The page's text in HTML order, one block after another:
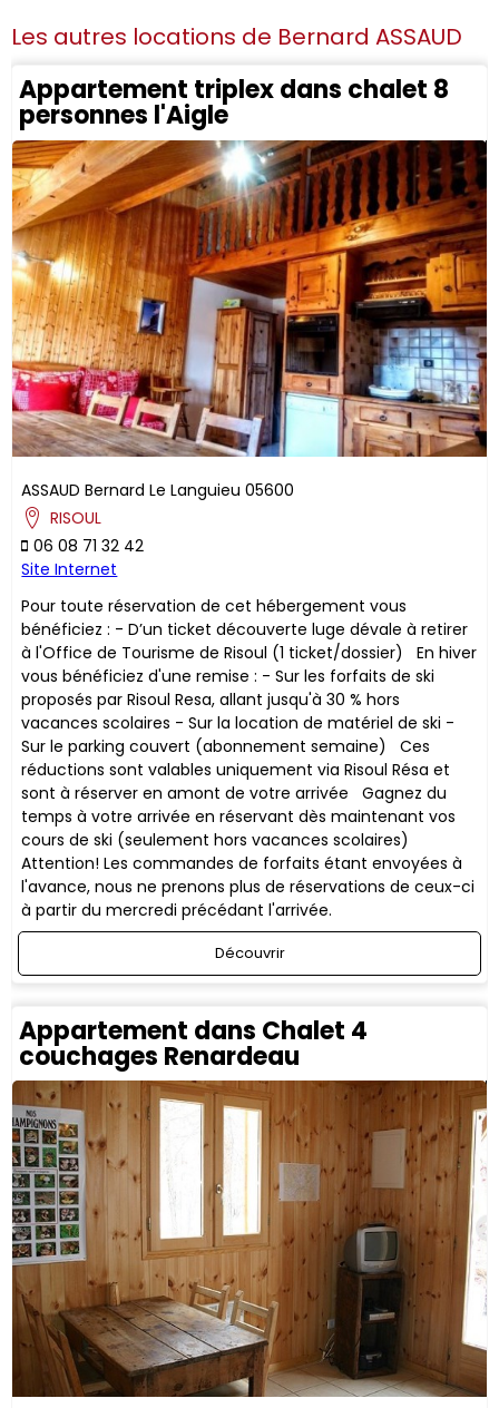
Les autres locations de Bernard ASSAUD
Appartement triplex dans chalet 8
personnes l'Aigle
ASSAUD Bernard Le Languieu 05600
RISOUL
06 08 71 32 42
Site Internet
Pour toute réservation de cet hébergement vous
bénéficiez : - D’un ticket découverte luge dévale à retirer
à l'Office de Tourisme de Risoul (1 ticket/dossier) En hiver
vous bénéficiez d'une remise : - Sur les forfaits de ski
proposés par Risoul Resa, allant jusqu'à 30 % hors
vacances scolaires - Sur la location de matériel de ski -
Sur le parking couvert (abonnement semaine) ​Ces
réductions sont valables uniquement via Risoul Résa et
sont à réserver en amont de votre arrivée Gagnez du
temps à votre arrivée en réservant dès maintenant vos
cours de ski (seulement hors vacances scolaires)
Attention! Les commandes de forfaits étant envoyées à
l'avance, nous ne prenons plus de réservations de ceux-ci
à partir du mercredi précédant l'arrivée.
Découvrir
Appartement dans Chalet 4
couchages Renardeau